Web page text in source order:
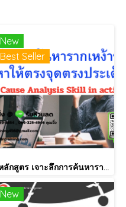
New
Best Seller
หลักสูตร เจาะลึกการค้นหารากเหง้าของปัญหาให้ตรงจุดตรงประเด็น (Root Cause Analysis Skill in action)
New